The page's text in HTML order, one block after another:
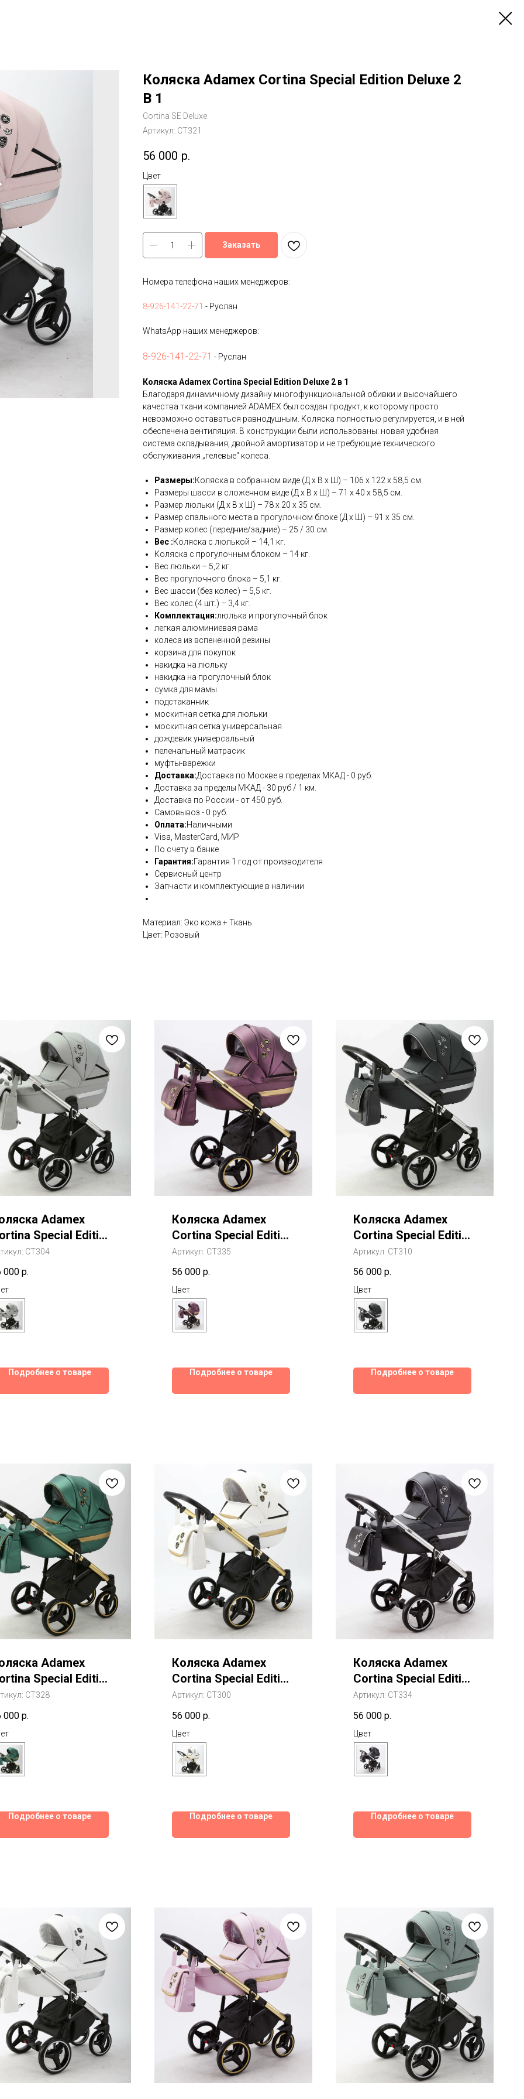
Коляска Adamex Cortina Special Edition Deluxe 2
В 1
Cortina SE Deluxe
Артикул: CT321
56 000 р.
Цвет
Заказать
Номера телефона наших менеджеров:
8-926-141-22-71 - Руслан
WhatsApp наших менеджеров:
8-926-141-22-71 - Руслан
Коляска Adamex Cortina Special Edition Deluxe 2 в 1
Благодаря динамичному дизайну многофункциональной обивки и высочайшего
качества ткани компанией ADAMEX был создан продукт, к которому просто
невозможно оставаться равнодушным. Коляска полностью регулируется, и в ней
обеспечена вентиляция. В конструкции были использованы: новая удобная
система складывания, двойной амортизатор и не требующие технического
обслуживания „гелевые" колеса.
Размеры:Коляска в собранном виде (Д х В х Ш) – 106 х 122 х 58,5 см.
Размеры шасси в сложенном виде (Д х В х Ш) – 71 х 40 х 58,5 см.
Размер люльки (Д х В х Ш) – 78 х 20 х 35 см.
Размер спального места в прогулочном блоке (Д х Ш) – 91 х 35 см.
Размер колес (передние/задние) – 25 / 30 см.
Вес :Коляска с люлькой – 14,1 кг.
Коляска с прогулочным блоком – 14 кг.
Вес люльки – 5,2 кг.
Вес прогулочного блока – 5,1 кг.
Вес шасси (без колес) – 5,5 кг.
Вес колес (4 шт.) – 3,4 кг.
Комплектация:люлька и прогулочный блок
легкая алюминиевая рама
колеса из вспененной резины
корзина для покупок
накидка на люльку
накидка на прогулочный блок
сумка для мамы
подстаканник
москитная сетка для люльки
москитная сетка универсальная
дождевик универсальный
пеленальный матрасик
муфты-варежки
Доставка:Доставка по Москве в пределах МКАД - 0 руб.
Доставка за пределы МКАД - 30 руб / 1 км.
Доставка по России - от 450 руб.
Самовывоз - 0 руб.
Оплата:Наличными
Visa, MasterCard, МИР
По счету в банке
Гарантия:Гарантия 1 год от производителя
Сервисный центр
Запчасти и комплектующие в наличии
Материал: Эко кожа + Ткань
Цвет: Розовый
Adamex
Special Edition
2 В 1
CT304
000 р.
Подробнее о товаре
Коляска Adamex
Cortina Special Edition
Deluxe 2 В 1
Артикул: CT335
56 000 р.
Цвет
Подробнее о товаре
Коляска Adamex
Cortina Special Edition
Deluxe 2 В 1
Артикул: CT310
56 000 р.
Цвет
Подробнее о товаре
Adamex
Special Edition
2 В 1
CT328
000 р.
Подробнее о товаре
Коляска Adamex
Cortina Special Edition
Deluxe 2 В 1
Артикул: CT300
56 000 р.
Цвет
Подробнее о товаре
Коляска Adamex
Cortina Special Edition
Deluxe 2 В 1
Артикул: CT334
56 000 р.
Цвет
Подробнее о товаре